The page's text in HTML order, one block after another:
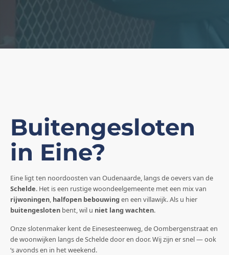
Buitengesloten
in Eine?
Eine ligt ten noordoosten van Oudenaarde, langs de oevers van de
Schelde. Het is een rustige woondeelgemeente met een mix van
rijwoningen, halfopen bebouwing en een villawijk. Als u hier
buitengesloten bent, wil u niet lang wachten.
Onze slotenmaker kent de Einesesteenweg, de Oombergenstraat en
de woonwijken langs de Schelde door en door. Wij zijn er snel — ook
‘s avonds en in het weekend.